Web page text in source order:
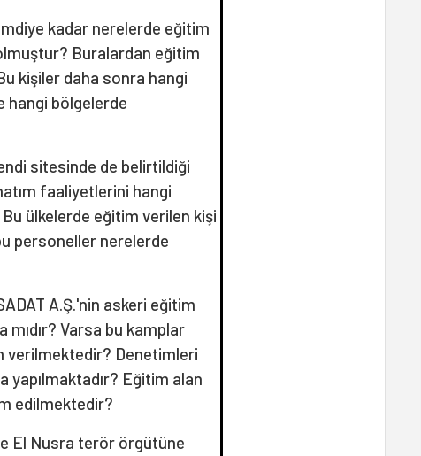
kadar nerelerde eğitim
Buralardan eğitim
kişiler daha sonra hangi
hangi bölgelerde
sitesinde de belirtildiği
faaliyetlerini hangi
ülkelerde eğitim verilen kişi
personeller nerelerde
A.Ş.'nin askeri eğitim
Varsa bu kamplar
verilmektedir? Denetimleri
yapılmaktadır? Eğitim alan
edilmektedir?
El Nusra terör örgütüne